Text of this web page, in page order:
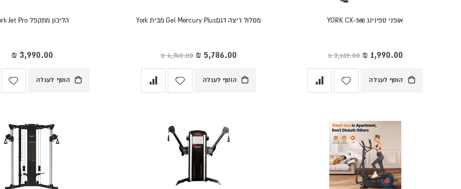
אופני ספינינג YORK CX-580
‏2,169.00 ₪ מחיר
מיוחד
הוסף לעגלה
מסלול ריצה דגםGel Mercury Plus מבית York
‏6,740.00 ₪ מחיר
מיוחד
הוסף לעגלה
הליכון מתקפל York Jet Pro
הוסף לעגלה